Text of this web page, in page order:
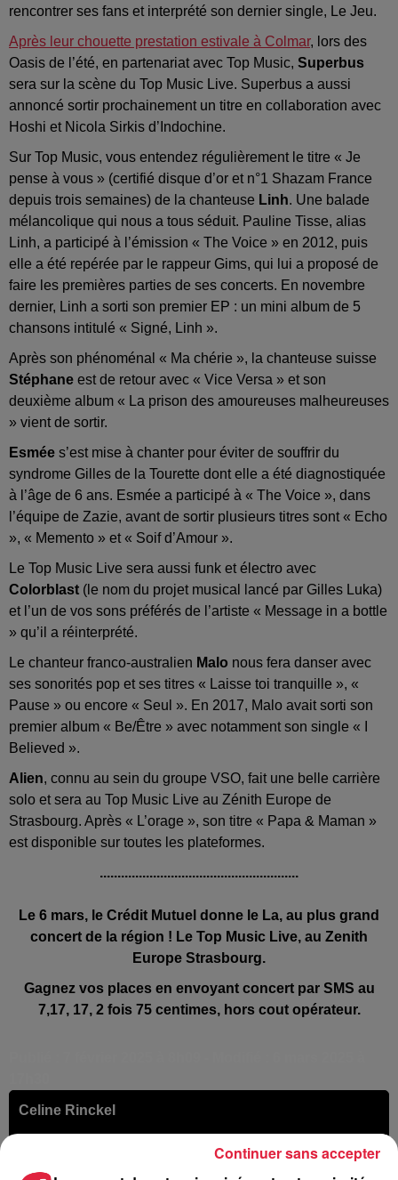
rencontrer ses fans et interprété son dernier single, Le Jeu.
Après leur chouette prestation estivale à Colmar, lors des
Oasis de l’été, en partenariat avec Top Music, Superbus
sera sur la scène du Top Music Live. Superbus a aussi
annoncé sortir prochainement un titre en collaboration avec
Hoshi et Nicola Sirkis d’Indochine.
Sur Top Music, vous entendez régulièrement le titre « Je
pense à vous » (certifié disque d’or et n°1 Shazam France
depuis trois semaines) de la chanteuse Linh. Une balade
mélancolique qui nous a tous séduit. Pauline Tisse, alias
Linh, a participé à l’émission « The Voice » en 2012, puis
elle a été repérée par le rappeur Gims, qui lui a proposé de
faire les premières parties de ses concerts. En novembre
dernier, Linh a sorti son premier EP : un mini album de 5
chansons intitulé « Signé, Linh ».
Après son phénoménal « Ma chérie », la chanteuse suisse
Stéphane est de retour avec « Vice Versa » et son
deuxième album « La prison des amoureuses malheureuses
» vient de sortir.
Esmée s’est mise à chanter pour éviter de souffrir du
syndrome Gilles de la Tourette dont elle a été diagnostiquée
à l’âge de 6 ans. Esmée a participé à « The Voice », dans
l’équipe de Zazie, avant de sortir plusieurs titres sont « Echo
», « Memento » et « Soif d’Amour ».
Le Top Music Live sera aussi funk et électro avec
Colorblast (le nom du projet musical lancé par Gilles Luka)
et l’un de vos sons préférés de l’artiste « Message in a bottle
» qu’il a réinterprété.
Le chanteur franco-australien Malo nous fera danser avec
ses sonorités pop et ses titres « Laisse toi tranquille », «
Pause » ou encore « Seul ». En 2017, Malo avait sorti son
premier album « Be/Être » avec notamment son single « I
Believed ».
Alien, connu au sein du groupe VSO, fait une belle carrière
solo et sera au Top Music Live au Zénith Europe de
Strasbourg. Après « L’orage », son titre « Papa & Maman »
est disponible sur toutes les plateformes.
........................................................
Le 6 mars, le Crédit Mutuel donne le La, au plus grand
concert de la région ! Le Top Music Live, au Zenith
Europe Strasbourg.
Gagnez vos places en envoyant concert par SMS au
7,17, 17, 2 fois 75 centimes, hors cout opérateur.
Celine Rinckel
Continuer sans accepter